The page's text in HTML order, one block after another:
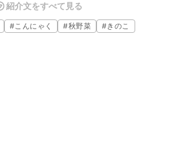
ぴったりです。ぜひ作ってみてください
紹介文をすべて見る
#こんにゃく #秋野菜 #きのこ